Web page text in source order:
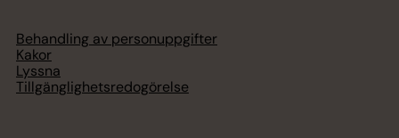
Behandling av personuppgifter
Kakor
Lyssna
Tillgänglighetsredogörelse